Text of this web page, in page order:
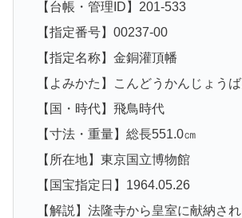
【台帳・管理ID】201-533
【指定番号】00237-00
【指定名称】金銅灌頂幡
【よみかた】こんどうかんじょう
【国・時代】飛鳥時代
【寸法・重量】総長551.0㎝
【所在地】東京国立博物館
【国宝指定日】1964.05.26
【解説】法隆寺から皇室に献納さ